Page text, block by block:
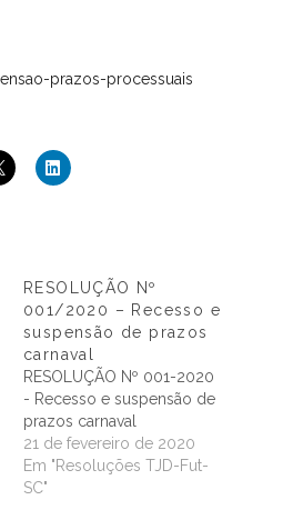
prazos-processuais
RESOLUÇÃO Nº
001/2020 – Recesso e
suspensão de prazos
carnaval
RESOLUÇÃO Nº 001-2020
- Recesso e suspensão de
prazos carnaval
21 de fevereiro de 2020
Em "Resoluções TJD-Fut-
SC"